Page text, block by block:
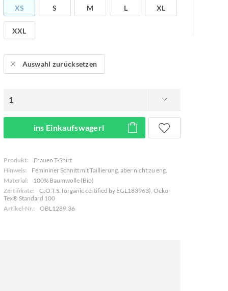
XS S M L XL
XXL
Auswahl zurücksetzen
ins Einkaufswagerl
Produkt:
Frauen T-Shirt
Hinweis:
Femininer Schnitt mit Taillierung, aber nicht zu eng.
Material:
100% Baumwolle (Bio)
Zertifikate:
G.O.T.S. (organic certified by EGL183963), Oeko-
Tex® Standard 100
Artikel-Nr.:
OBL1289.36